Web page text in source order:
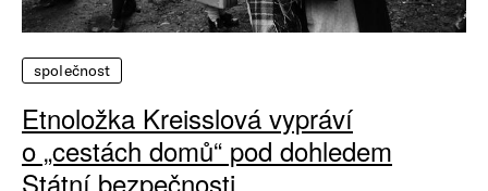
společnost
Etnoložka Kreisslová vypráví
o „cestách domů“ pod dohledem
Státní bezpečnosti